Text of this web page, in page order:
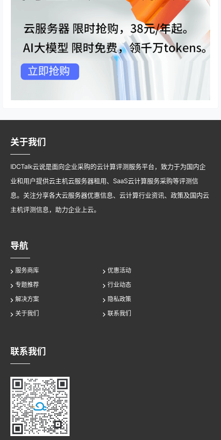
关于我们
IDCTalk云说是面向企业采购的云计算评测服务平台，致力于为国内企
业和用户提供云主机云服务器租用、SaaS云计算服务采购等评测信
息。关注分享各大云服务器优惠信息、云计算行业资讯、政策及国内云
主机评测信息，助力企业上云。
导航
服务商库
优惠活动
专题推荐
行业动态
解决方案
隐私政策
关于我们
联系我们
联系我们